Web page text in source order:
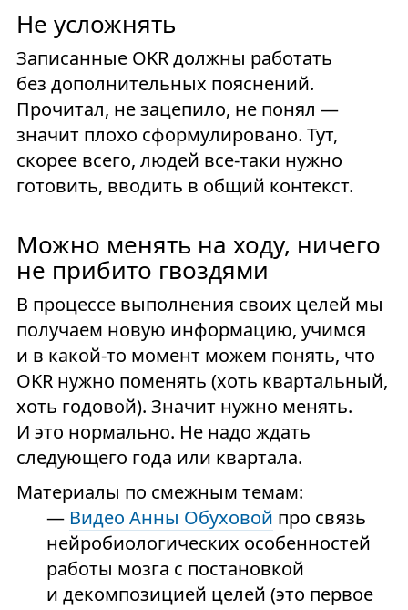
Не усложнять
Записанные OKR должны работать
без дополнительных пояснений.
Прочитал, не зацепило, не понял —
значит плохо сформулировано. Тут,
скорее всего, людей все-таки нужно
готовить, вводить в общий контекст.
Можно менять на ходу, ничего
не прибито гвоздями
В процессе выполнения своих целей мы
получаем новую информацию, учимся
и в какой-то момент можем понять, что
OKR нужно поменять (хоть квартальный,
хоть годовой). Значит нужно менять.
И это нормально. Не надо ждать
следующего года или квартала.
Материалы по смежным темам:
— Видео Анны Обуховой про связь
нейробиологических особенностей
работы мозга с постановкой
и декомпозицией целей (это первое